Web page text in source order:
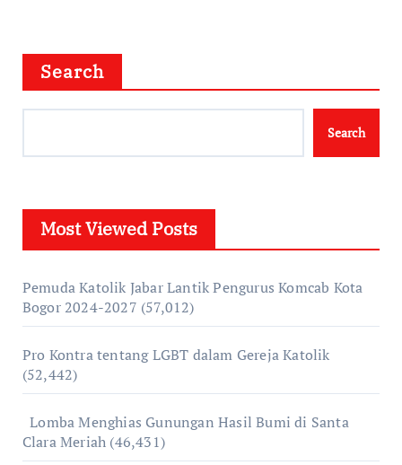
Search
Search
Most Viewed Posts
Pemuda Katolik Jabar Lantik Pengurus Komcab Kota
Bogor 2024-2027 (57,012)
Pro Kontra tentang LGBT dalam Gereja Katolik
(52,442)
Lomba Menghias Gunungan Hasil Bumi di Santa
Clara Meriah (46,431)